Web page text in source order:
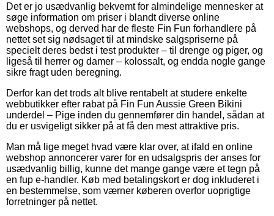
Det er jo usædvanlig bekvemt for almindelige mennesker at
søge information om priser i blandt diverse online
webshops, og derved har de fleste Fin Fun forhandlere på
nettet set sig nødsaget til at mindske salgspriserne på
specielt deres bedst i test produkter – til drenge og piger, og
ligeså til herrer og damer – kolossalt, og endda nogle gange
sikre fragt uden beregning.
Derfor kan det trods alt blive rentabelt at studere enkelte
webbutikker efter rabat på Fin Fun Aussie Green Bikini
underdel – Pige inden du gennemfører din handel, sådan at
du er usvigeligt sikker på at få den mest attraktive pris.
Man må lige meget hvad være klar over, at ifald en online
webshop annoncerer varer for en udsalgspris der anses for
usædvanlig billig, kunne det mange gange være et tegn på
en fup e-handler. Køb med betalingskort er dog inkluderet i
en bestemmelse, som værner køberen overfor uoprigtige
forretninger på nettet.